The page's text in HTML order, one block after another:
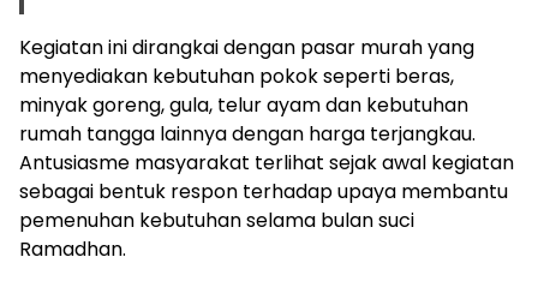
Kegiatan ini dirangkai dengan pasar murah yang
menyediakan kebutuhan pokok seperti beras,
minyak goreng, gula, telur ayam dan kebutuhan
rumah tangga lainnya dengan harga terjangkau.
Antusiasme masyarakat terlihat sejak awal kegiatan
sebagai bentuk respon terhadap upaya membantu
pemenuhan kebutuhan selama bulan suci
Ramadhan.